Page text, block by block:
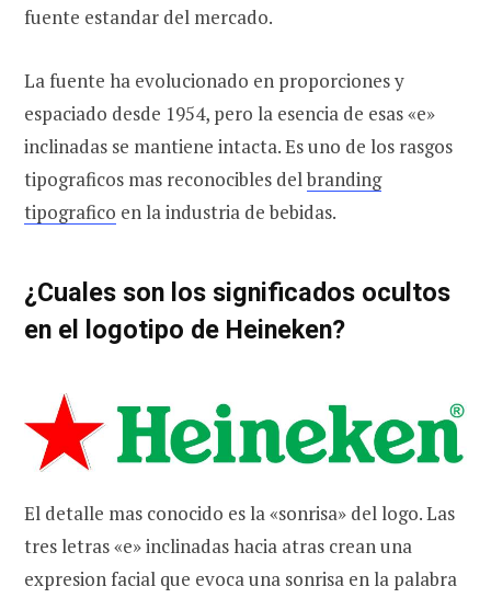
fuente estandar del mercado.
La fuente ha evolucionado en proporciones y
espaciado desde 1954, pero la esencia de esas «e»
inclinadas se mantiene intacta. Es uno de los rasgos
tipograficos mas reconocibles delbranding
tipografico en la industria de bebidas.
¿Cuales son los significados ocultos
en el logotipo de Heineken?
El detalle mas conocido es la «sonrisa» del logo. Las
tres letras «e» inclinadas hacia atras crean una
expresion facial que evoca una sonrisa en la palabra